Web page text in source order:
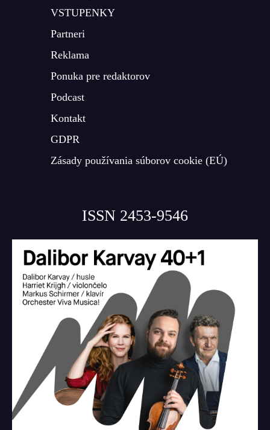
VSTUPENKY
Partneri
Reklama
Ponuka pre redaktorov
Podcast
Kontakt
GDPR
Zásady používania súborov cookie (EÚ)
ISSN 2453-9546